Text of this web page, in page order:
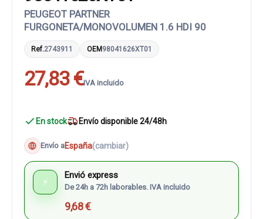
PEUGEOT PARTNER
FURGONETA/MONOVOLUMEN 1.6 HDI 90
Ref.2743911 OEM98041626XT01
27,83 €IVA incluido
En stock Envío disponible 24/48h
Envío aEspaña(cambiar)
⚡
Envió express
De 24h a 72h laborables. IVA incluido
9,68 €